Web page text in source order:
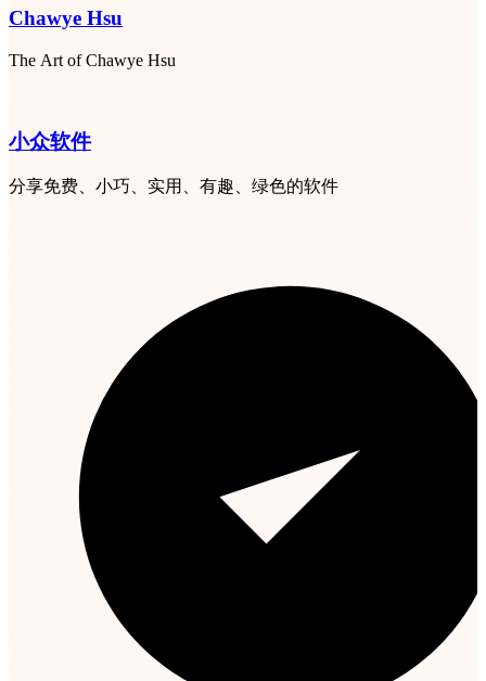
Chawye Hsu
The Art of Chawye Hsu
小众软件
分享免费、小巧、实用、有趣、绿色的软件